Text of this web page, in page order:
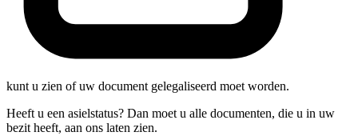
kunt u zien of uw document gelegaliseerd moet worden.
Heeft u een asielstatus? Dan moet u alle documenten, die u in uw
bezit heeft, aan ons laten zien.